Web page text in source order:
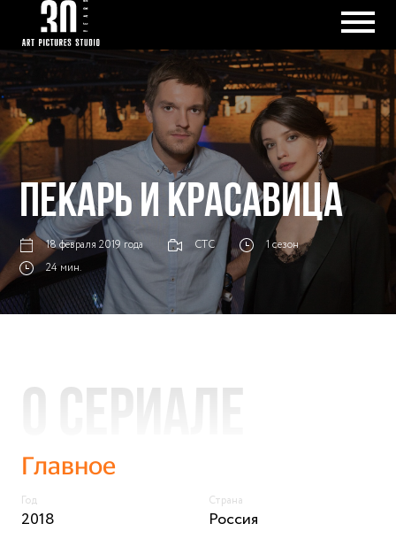
ПЕКАРЬ И КРАСАВИЦА
18 февраля 2019 года СТС
1 сезон
24 мин.
О сериале
Главное
Год
2018
Страна
Россия